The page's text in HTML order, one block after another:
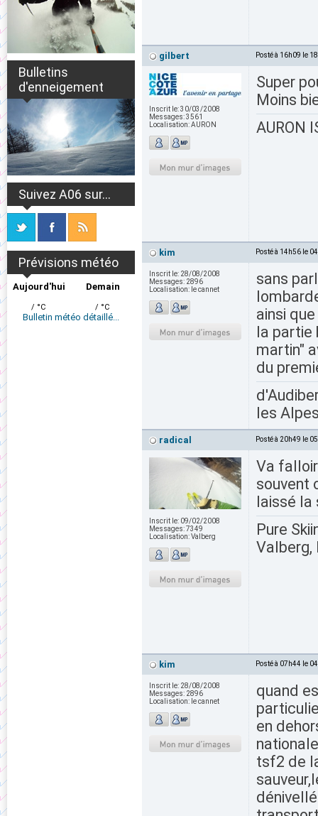
Bulletins
d'enneigement
Suivez A06 sur...
Prévisions météo
Aujourd'hui
/ °C
Demain
/ °C
Bulletin météo détaillé...
gilbert Posté à 16h09 le
Inscrit le:30/03/2008
Messages:3561
Localisation:AURON
Super
Moins
AURON
kim Posté à 14h56 le
Inscrit le: 28/08/2008
Messages: 2896
Localisation: le cannet
sans
ainsi
la partie
martin"
du
les
radical Posté à 20h49 le
Inscrit le: 09/02/2008
Messages:7349
Localisation:Valberg
Va
souvent
laissé la
Pure
Valberg,
kim Posté à 07h44 le
Inscrit le: 28/08/2008
Messages: 2896
Localisation: le cannet
quand
en
tsf2 de